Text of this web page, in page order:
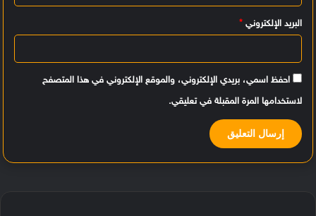
البريد الإلكتروني *
احفظ اسمي، بريدي الإلكتروني، والموقع الإلكتروني في هذا المتصفح
لاستخدامها المرة المقبلة في تعليقي.